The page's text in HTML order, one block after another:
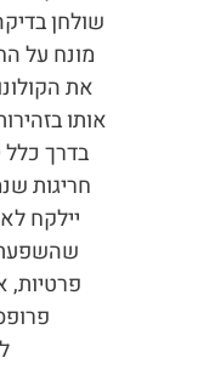
שולחן
מונח על
את
אותו
חריגות
יילקח
שהשפעת
פרטיות,